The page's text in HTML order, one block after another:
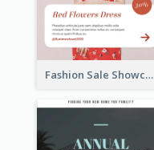
Fashion Sale Showcase Instagram Post